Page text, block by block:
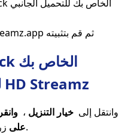
قم بتنزيل HD-Streamz.app ثم قم بتثبيته
للتحميل الجانبي لـ HD Streamz
، وانتقل إلى خيار التنزيل ، وانقر
علىزر الحصول على التنزيل لتنزيله.